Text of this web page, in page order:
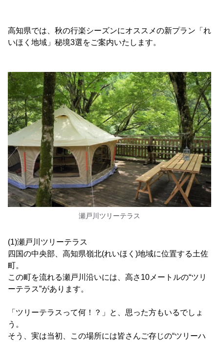
高知県では、秋の行楽シーズンにオススメの新プラン「れ
いほく地域」秘境3選をご案内いたします。
瀬戸川ツリーテラス
(1)瀬戸川ツリーテラス
四国の中央部、高知県嶺北(れいほく)地域に位置する土佐
町。
この町を流れる瀬戸川沿いには、高さ10メートルの“ツリ
ーテラス”があります。
「ツリーテラスって何！？」と、思った方もいるでしょ
う。
そう、実は当初、この場所には皆さんご存じの“ツリーハ